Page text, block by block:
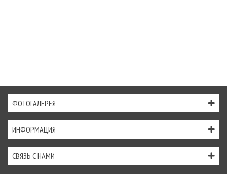
ФОТОГАЛЕРЕЯ
ИНФОРМАЦИЯ
СВЯЗЬ С НАМИ